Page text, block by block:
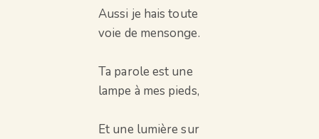
Aussi je hais toute
voie de mensonge.
Ta parole est une
lampe à mes pieds,
Et une lumière sur